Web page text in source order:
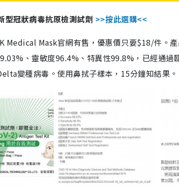
型冠狀病毒抗原檢測試劑 >>按此選購<<
Medical Mask官網有售，優惠價只要$18/件。
、靈敏度96.4%、特異性99.8%，已經通
變種病毒。使用鼻拭子樣本，15分鐘知結果。